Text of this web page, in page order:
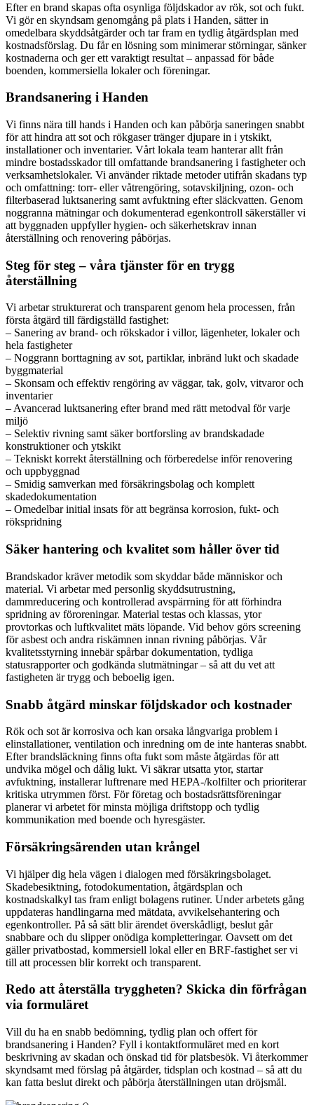
Efter en brand skapas ofta osynliga följdskador av rök, sot och fukt.
Vi gör en skyndsam genomgång på plats i Handen, sätter in
omedelbara skyddsåtgärder och tar fram en tydlig åtgärdsplan med
kostnadsförslag. Du får en lösning som minimerar störningar, sänker
kostnaderna och ger ett varaktigt resultat – anpassad för både
boenden, kommersiella lokaler och föreningar.
Brandsanering i Handen
Vi finns nära till hands i Handen och kan påbörja saneringen snabbt
för att hindra att sot och rökgaser tränger djupare in i ytskikt,
installationer och inventarier. Vårt lokala team hanterar allt från
mindre bostadsskador till omfattande brandsanering i fastigheter och
verksamhetslokaler. Vi använder riktade metoder utifrån skadans typ
och omfattning: torr- eller våtrengöring, sotavskiljning, ozon- och
filterbaserad luktsanering samt avfuktning efter släckvatten. Genom
noggranna mätningar och dokumenterad egenkontroll säkerställer vi
att byggnaden uppfyller hygien- och säkerhetskrav innan
återställning och renovering påbörjas.
Steg för steg – våra tjänster för en trygg
återställning
Vi arbetar strukturerat och transparent genom hela processen, från
första åtgärd till färdigställd fastighet:
– Sanering av brand- och rökskador i villor, lägenheter, lokaler och
hela fastigheter
– Noggrann borttagning av sot, partiklar, inbränd lukt och skadade
byggmaterial
– Skonsam och effektiv rengöring av väggar, tak, golv, vitvaror och
inventarier
– Avancerad luktsanering efter brand med rätt metodval för varje
miljö
– Selektiv rivning samt säker bortforsling av brandskadade
konstruktioner och ytskikt
– Tekniskt korrekt återställning och förberedelse inför renovering
och uppbyggnad
– Smidig samverkan med försäkringsbolag och komplett
skadedokumentation
– Omedelbar initial insats för att begränsa korrosion, fukt- och
rökspridning
Säker hantering och kvalitet som håller över tid
Brandskador kräver metodik som skyddar både människor och
material. Vi arbetar med personlig skyddsutrustning,
dammreducering och kontrollerad avspärrning för att förhindra
spridning av föroreningar. Material testas och klassas, ytor
provtorkas och luftkvalitet mäts löpande. Vid behov görs screening
för asbest och andra riskämnen innan rivning påbörjas. Vår
kvalitetsstyrning innebär spårbar dokumentation, tydliga
statusrapporter och godkända slutmätningar – så att du vet att
fastigheten är trygg och beboelig igen.
Snabb åtgärd minskar följdskador och kostnader
Rök och sot är korrosiva och kan orsaka långvariga problem i
elinstallationer, ventilation och inredning om de inte hanteras snabbt.
Efter brandsläckning finns ofta fukt som måste åtgärdas för att
undvika mögel och dålig lukt. Vi säkrar utsatta ytor, startar
avfuktning, installerar luftrenare med HEPA-/kolfilter och prioriterar
kritiska utrymmen först. För företag och bostadsrättsföreningar
planerar vi arbetet för minsta möjliga driftstopp och tydlig
kommunikation med boende och hyresgäster.
Försäkringsärenden utan krångel
Vi hjälper dig hela vägen i dialogen med försäkringsbolaget.
Skadebesiktning, fotodokumentation, åtgärdsplan och
kostnadskalkyl tas fram enligt bolagens rutiner. Under arbetets gång
uppdateras handlingarna med mätdata, avvikelsehantering och
egenkontroller. På så sätt blir ärendet överskådligt, beslut går
snabbare och du slipper onödiga kompletteringar. Oavsett om det
gäller privatbostad, kommersiell lokal eller en BRF-fastighet ser vi
till att processen blir korrekt och transparent.
Redo att återställa tryggheten? Skicka din förfrågan
via formuläret
Vill du ha en snabb bedömning, tydlig plan och offert för
brandsanering i Handen? Fyll i kontaktformuläret med en kort
beskrivning av skadan och önskad tid för platsbesök. Vi återkommer
skyndsamt med förslag på åtgärder, tidsplan och kostnad – så att du
kan fatta beslut direkt och påbörja återställningen utan dröjsmål.